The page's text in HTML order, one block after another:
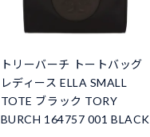
トリーバーチ トートバッグ
レディース ELLA SMALL
TOTE ブラック TORY
BURCH 164757 001 BLACK